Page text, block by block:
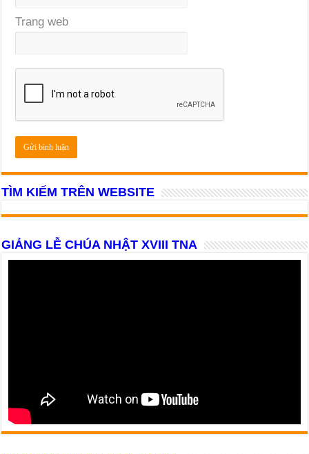
Trang web
TÌM KIẾM TRÊN WEBSITE
GIẢNG LỄ CHÚA NHẬT XVIII TNA